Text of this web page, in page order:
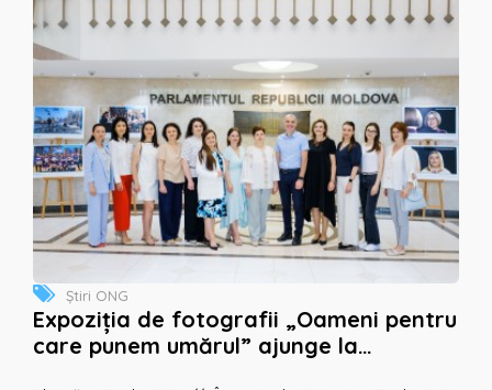
Știri ONG
Expoziția de fotografii „Oameni pentru
care punem umărul” ajunge la